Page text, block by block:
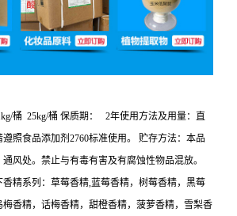
桶 25kg/桶 保质期： 2年使用方法及用量：直
照食品添加剂2760标准使用。 贮存方法：本品
风处。禁止与有毒有害及有腐蚀性物品混放。
精系列：草莓香精,蓝莓香精，树莓香精，黑莓
香精，话梅香精，甜橙香精，菠萝香精，雪梨香